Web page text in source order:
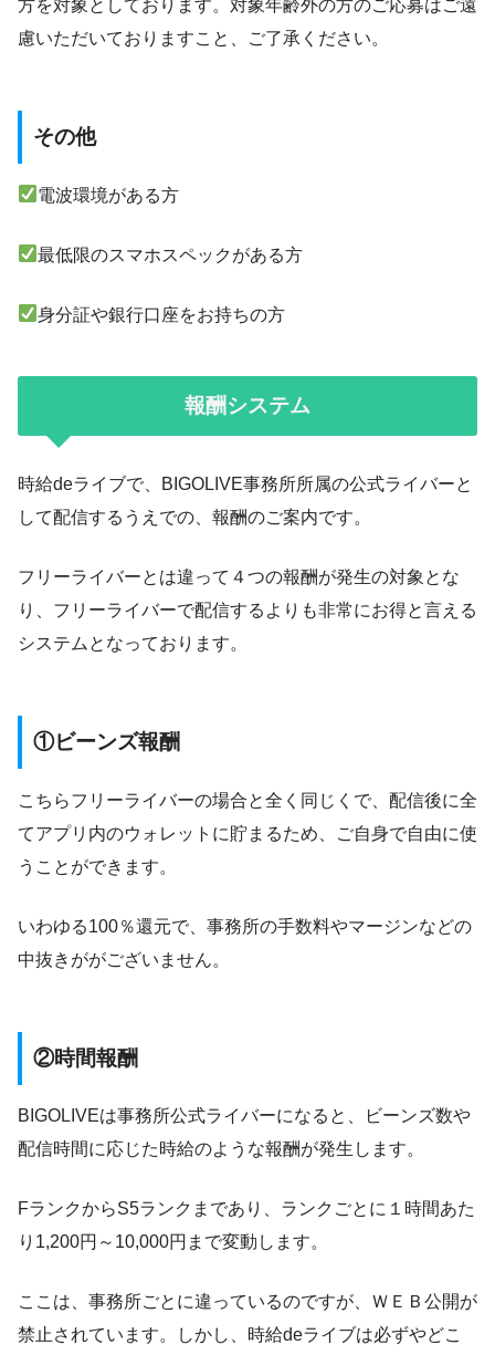
方を対象としております。対象年齢外の方のご応募はご遠
慮いただいておりますこと、ご了承ください。
その他
電波環境がある方
最低限のスマホスペックがある方
身分証や銀行口座をお持ちの方
報酬システム
時給deライブで、BIGOLIVE事務所所属の公式ライバーと
して配信するうえでの、報酬のご案内です。
フリーライバーとは違って４つの報酬が発生の対象とな
り、フリーライバーで配信するよりも非常にお得と言える
システムとなっております。
①ビーンズ報酬
こちらフリーライバーの場合と全く同じくで、配信後に全
てアプリ内のウォレットに貯まるため、ご自身で自由に使
うことができます。
いわゆる100％還元で、事務所の手数料やマージンなどの
中抜きががございません。
②時間報酬
BIGOLIVEは事務所公式ライバーになると、ビーンズ数や
配信時間に応じた時給のような報酬が発生します。
FランクからS5ランクまであり、ランクごとに１時間あた
り1,200円～10,000円まで変動します。
ここは、事務所ごとに違っているのですが、ＷＥＢ公開が
禁止されています。しかし、時給deライブは必ずやどこ